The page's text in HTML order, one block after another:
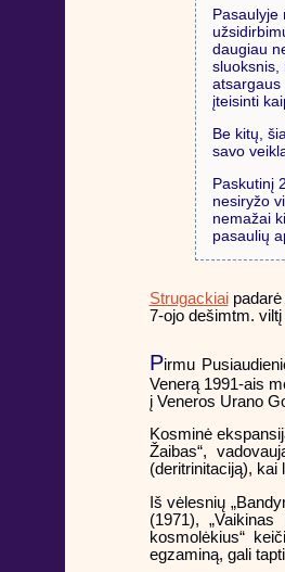
Pasaulyje
daugiau
sluoksnis,
atsargaus
įteisinti
Be kitų,
savo
Paskutinį
nesiryžo
nemažai
pasaulių
Strugackiaipadarė
7-ojo dešimtm.
Pirmu
Venerą 1991-ais
į Veneros Urano
Kosminė
Žaibas“,
(deritrinitaciją), kai
Iš vėlesnių
(1971),
kosmolėkius“
egzaminą, gali tapti